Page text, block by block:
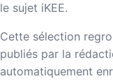
le sujet iKEE.
Cette sélection
publiés par la
automatiquement